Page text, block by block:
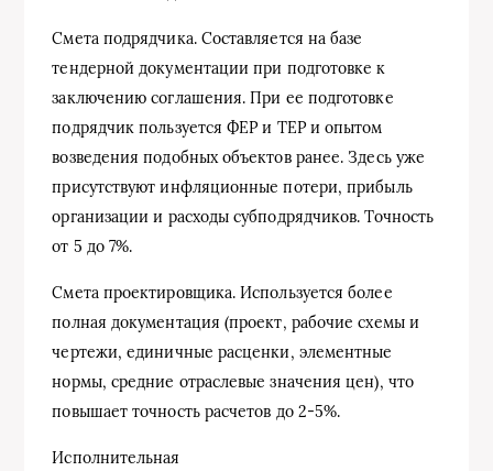
Смета подрядчика. Составляется на базе
тендерной документации при подготовке к
заключению соглашения. При ее подготовке
подрядчик пользуется ФЕР и ТЕР и опытом
возведения подобных объектов ранее. Здесь уже
присутствуют инфляционные потери, прибыль
организации и расходы субподрядчиков. Точность
от 5 до 7%.
Смета проектировщика. Используется более
полная документация (проект, рабочие схемы и
чертежи, единичные расценки, элементные
нормы, средние отраслевые значения цен), что
повышает точность расчетов до 2-5%.
Исполнительная